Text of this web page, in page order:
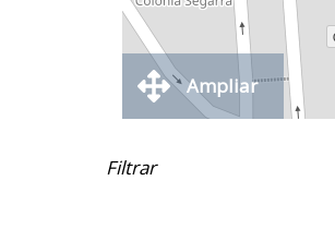
Ampliar
Filtrar